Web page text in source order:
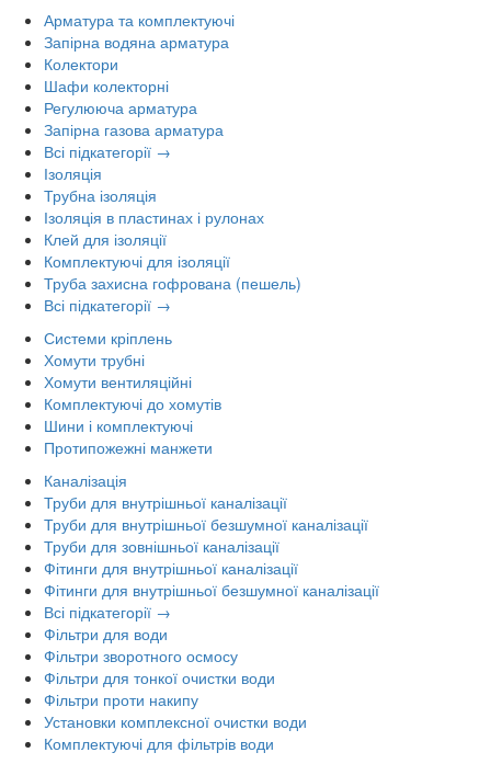
Арматура та комплектуючі
Запірна водяна арматура
Колектори
Шафи колекторні
Регулююча арматура
Запірна газова арматура
Всі підкатегорії →
Ізоляція
Трубна ізоляція
Ізоляція в пластинах і рулонах
Клей для ізоляції
Комплектуючі для ізоляції
Труба захисна гофрована (пешель)
Всі підкатегорії →
Системи кріплень
Хомути трубні
Хомути вентиляційні
Комплектуючі до хомутів
Шини і комплектуючі
Протипожежні манжети
Каналізація
Труби для внутрішньої каналізації
Труби для внутрішньої безшумної каналізації
Труби для зовнішньої каналізації
Фітинги для внутрішньої каналізації
Фітинги для внутрішньої безшумної каналізації
Всі підкатегорії →
Фільтри для води
Фільтри зворотного осмосу
Фільтри для тонкої очистки води
Фільтри проти накипу
Установки комплексної очистки води
Комплектуючі для фільтрів води